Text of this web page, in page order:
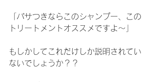
「パサつきならこのシャンプー、この
トリートメントオススメですよ〜」
もしかしてこれだけしか説明されてい
ないでしょうか？？